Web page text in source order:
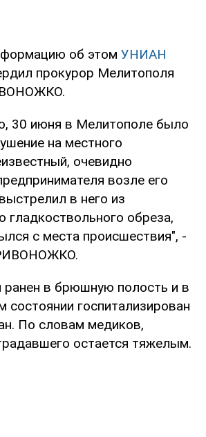
об этом УНИАН
прокурор Мелитополя
30 июня в Мелитополе было
на местного
очевидно
возле его
в него из
гладкоствольного обреза,
с места происшествия", -
ранен в брюшную полость и в
состоянии госпитализирован
По словам медиков,
остается тяжелым.